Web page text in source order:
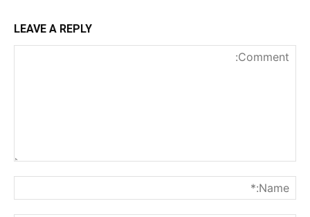
LEAVE A REPLY